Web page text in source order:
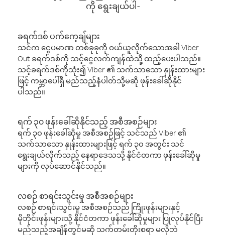
ကို ရွေးချယ်ပါ-
ခရက်ဒစ် ပက်ကေ့ချ်များ
သင်က ငွေပမာဏ တစ်ခုခုကို ဝယ်ယူလိုက်သောအခါ Viber
Out ခရက်ဒစ်ကို သင့်ငွေလက်ကျန်ထဲသို့ ထည့်ပေးပါသည်။
သင့်ခရက်ဒစ်ကိုသုံး၍ Viber ၏ သက်သာသော နှုန်းထားများ
ဖြင့် ကမ္ဘာပေါ်ရှိ မည်သည့်နံပါတ်သို့မဆို ဖုန်းခေါ်ဆိုနိုင်
ပါသည်။
ရက် ၃၀ ဖုန်းခေါ်ဆိုနိုင်သည့် အစီအစဉ်များ
ရက် ၃၀ ဖုန်းခေါ်ဆိုမှု အစီအစဉ်ဖြင့် သင်သည် Viber ၏
သက်သာသော နှုန်းထားများဖြင့် ရက် ၃၀ အတွင်း သင်
ရွေးချယ်လိုက်သည့် နေရာဒေသသို့ နိုင်ငံတကာ ဖုန်းခေါ်ဆိုမှု
များကို လုပ်ဆောင်နိုင်သည်။
လစဉ် စာရင်းသွင်းမှု အစီအစဉ်များ
လစဉ် စာရင်းသွင်းမှု အစီအစဉ်သည် ကြိုးဖုန်းများနှင့်
မိုဘိုင်းဖုန်းများသို့ နိုင်ငံတကာ ဖုန်းခေါ်ဆိုမှုများ ပြုလုပ်နိုင်ပြီး
မည်သည့်အချိန်တွင်မဆို သက်တမ်းတိုးစရာ မလိုဘဲ